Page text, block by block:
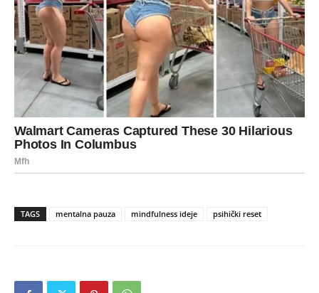
TAGS mentalna pauza mindfulness ideje psihički reset